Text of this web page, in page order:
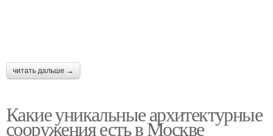
читать дальше →
Какие уникальные архитектурные
сооружения есть в Москве